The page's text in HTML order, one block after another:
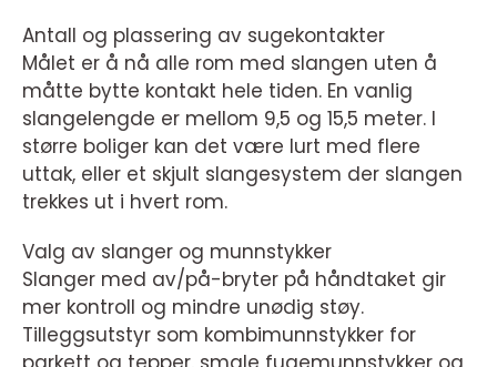
Antall og plassering av sugekontakter
Målet er å nå alle rom med slangen uten å
måtte bytte kontakt hele tiden. En vanlig
slangelengde er mellom 9,5 og 15,5 meter. I
større boliger kan det være lurt med flere
uttak, eller et skjult slangesystem der slangen
trekkes ut i hvert rom.
Valg av slanger og munnstykker
Slanger med av/på-bryter på håndtaket gir
mer kontroll og mindre unødig støy.
Tilleggsutstyr som kombimunnstykker for